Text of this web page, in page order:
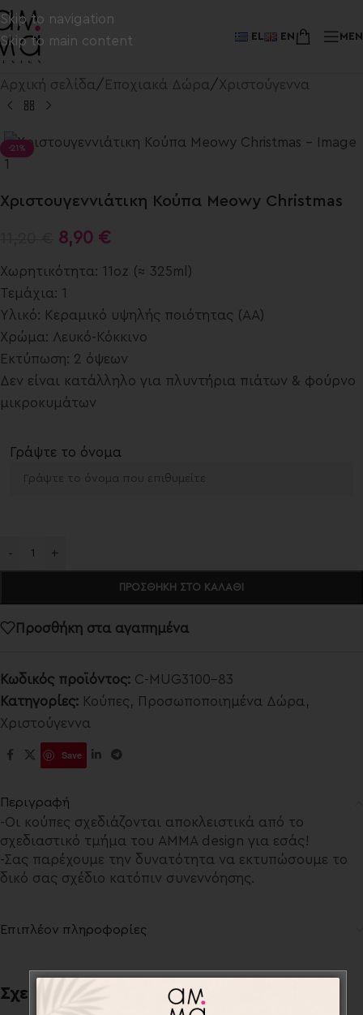
Skip to navigation
Skip to main content
EL EN
Αρχική σελίδα / Εποχιακά Δώρα /Χριστούγεννα
-21%
Χριστουγεννιάτικη Κούπα Meowy Christmas
8,90 €
Χωρητικότητα: 11oz (≈ 325ml)
Τεμάχια: 1
Υλικό: Κεραμικό υψηλής ποιότητας (ΑΑ)
Χρώμα: Λευκό-Κόκκινο
Εκτύπωση: 2 όψεων
Δεν είναι κατάλληλο για πλυντήρια πιάτων & φούρνο
μικροκυμάτων
Γράψτε το όνομα
- +
ΠΡΟΣΘΉΚΗ ΣΤΟ ΚΑΛΆΘΙ
Προσθήκη στα αγαπημένα
Κωδικός προϊόντος: C-MUG3100-83
Κατηγορίες: Κούπες, Προσωποποιημένα Δώρα ,
Χριστούγεννα
Save
Περιγραφή
-Οι κούπες σχεδιάζονται αποκλειστικά από το
σχεδιαστικό τμήμα του AMMA design για εσάς!
-Σας παρέχουμε την δυνατότητα να εκτυπώσουμε το
δικό σας σχέδιο κατόπιν συνεννόησης.
Επιπλέον πληροφορίες
Σχετικά προϊόντα